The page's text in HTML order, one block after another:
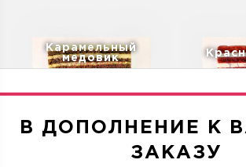
Карамельный
медовик
В ДОПОЛНЕНИЕ К
ЗАКАЗУ